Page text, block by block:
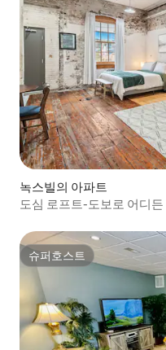
녹스빌의 아파트
도심 로프트-도보로 어디
슈퍼호스트
슈퍼호스트